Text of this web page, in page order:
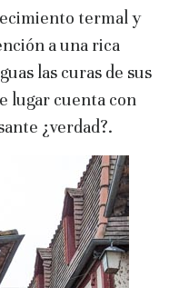
termal y
a una rica
las curas de sus
lugar cuenta con
¿verdad?.